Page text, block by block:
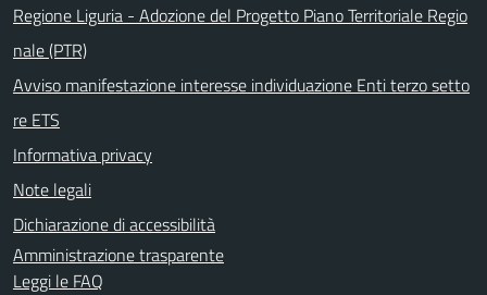
Regione Liguria - Adozione del Progetto Piano Territoriale Regio
nale (PTR)
Avviso manifestazione interesse individuazione Enti terzo setto
re ETS
Informativa privacy
Note legali
Dichiarazione di accessibilità
Amministrazione trasparente
Leggi le FAQ